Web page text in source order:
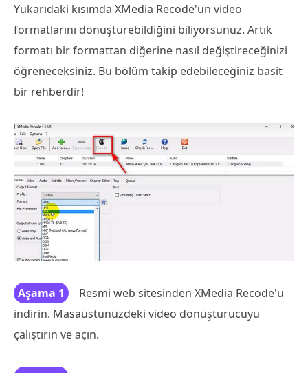
Yukarıdaki kısımda XMedia Recode'un video
formatlarını dönüştürebildiğini biliyorsunuz. Artık
formatı bir formattan diğerine nasıl değiştireceğinizi
öğreneceksiniz. Bu bölüm takip edebileceğiniz basit
bir rehberdir!
Aşama 1
Resmi web sitesinden XMedia Recode'u
indirin. Masaüstünüzdeki video dönüştürücüyü
çalıştırın ve açın.